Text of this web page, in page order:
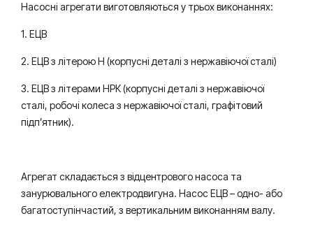
Насосні агрегати виготовляються у трьох виконаннях:
1. ЕЦВ
2. ЕЦВ з літерою Н (корпусні деталі з нержавіючої сталі)
3. ЕЦВ з літерами НРК (корпусні деталі з нержавіючої
сталі, робочі колеса з нержавіючої сталі, графітовий
підп’ятник).
Агрегат складається з відцентрового насоса та
занурювального електродвигуна. Насос ЕЦВ – одно- або
багатоступінчастий, з вертикальним виконанням валу.